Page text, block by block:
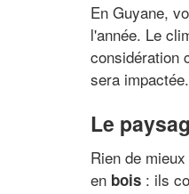
En Guyane,
l'année. Le
considération
sera impactée.
Le
Rien de
en bois : ils